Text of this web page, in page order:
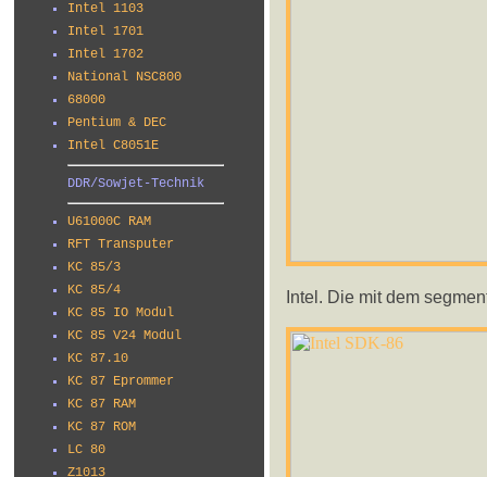
Intel 1103
Intel 1701
Intel 1702
National NSC800
68000
Pentium & DEC
Intel C8051E
DDR/Sowjet-Technik
U61000C RAM
RFT Transputer
KC 85/3
KC 85/4
KC 85 IO Modul
KC 85 V24 Modul
KC 87.10
KC 87 Eprommer
KC 87 RAM
KC 87 ROM
LC 80
Z1013
Intel. Die mit dem